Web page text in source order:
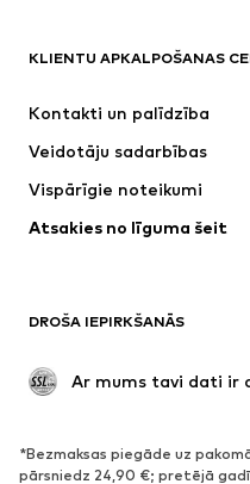
Jaunumi
Apakšveļa
Mēteļi
Svinības
APAVI
KLIENTU APKALPOŠANAS
Kontakti un palīdzība
Veidotāju sadarbības
Vispārīgie noteikumi
Atsakies no līguma šeit
DROŠA IEPIRKŠANĀS
Ar mums tavi dati ir
*Bezmaksas piegāde uz
pārsniedz 24,90 €; pretējā